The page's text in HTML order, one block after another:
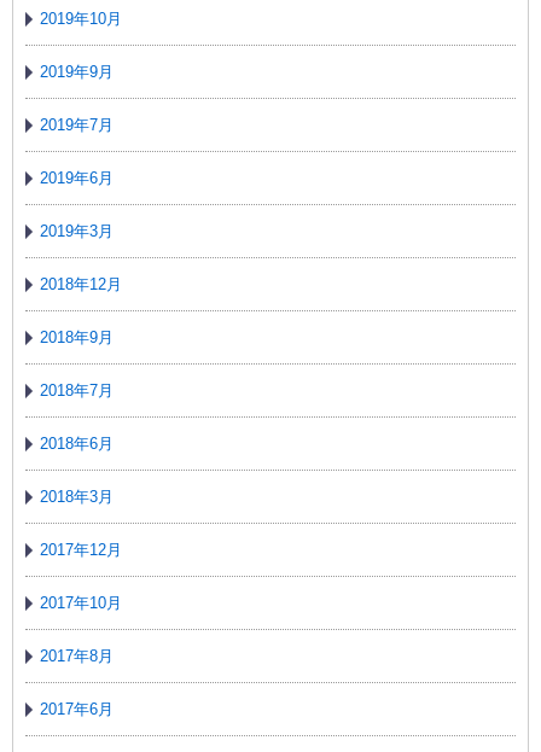
2019年10月
2019年9月
2019年7月
2019年6月
2019年3月
2018年12月
2018年9月
2018年7月
2018年6月
2018年3月
2017年12月
2017年10月
2017年8月
2017年6月